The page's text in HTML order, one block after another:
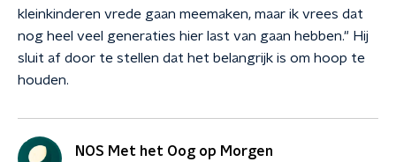
kleinkinderen vrede gaan meemaken, maar ik vrees dat
nog heel veel generaties hier last van gaan hebben." Hij
sluit af door te stellen dat het belangrijk is om hoop te
houden.
NOS Met het Oog op Morgen